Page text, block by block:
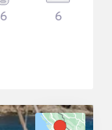
6 6